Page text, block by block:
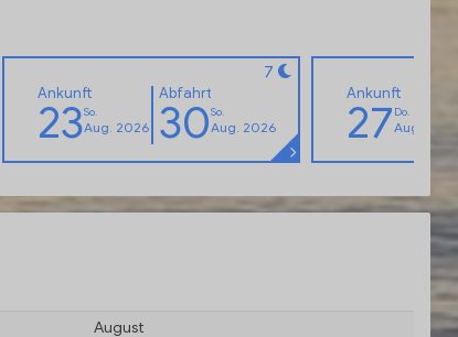
7
Ankunft
23So.
Aug. 2026
Abfahrt
30So.
Aug. 2026
Ankunft
27Do.
Aug.
August